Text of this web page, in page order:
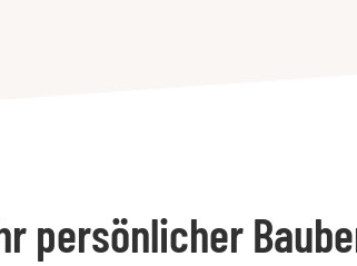
persönlicher